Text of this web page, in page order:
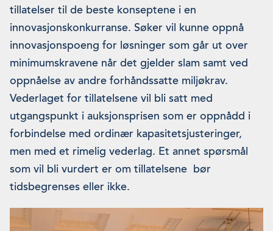
tillatelser til de beste konseptene i en
innovasjonskonkurranse. Søker vil kunne oppnå
innovasjonspoeng for løsninger som går ut over
minimumskravene når det gjelder slam samt ved
oppnåelse av andre forhåndssatte miljøkrav.
Vederlaget for tillatelsene vil bli satt med
utgangspunkt i auksjonsprisen som er oppnådd i
forbindelse med ordinær kapasitetsjusteringer,
men med et rimelig vederlag. Et annet spørsmål
som vil bli vurdert er om tillatelsene bør
tidsbegrenses eller ikke.